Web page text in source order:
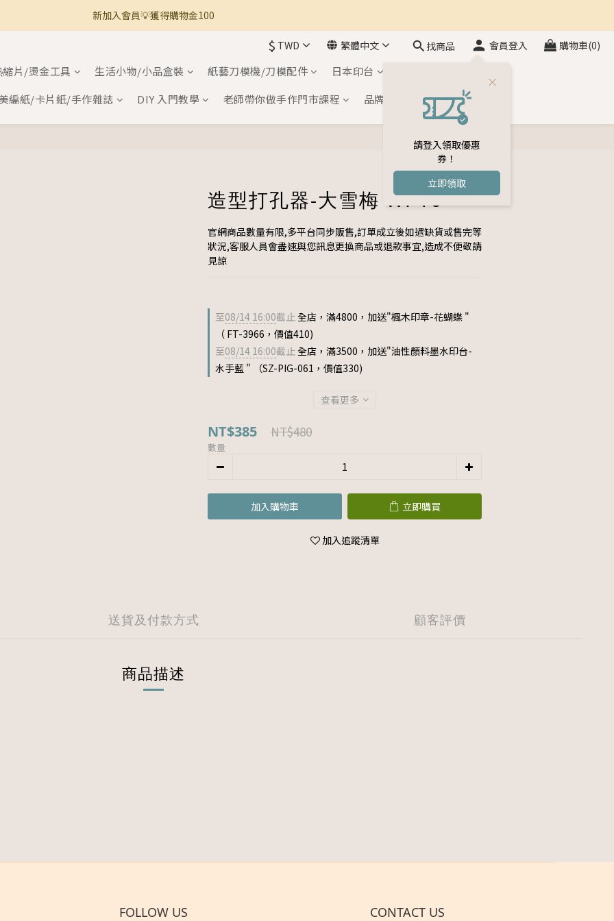
🚚 全館滿800免運 🚚
新加入會員💡獲得購物金100
$ TWD 繁體中文 找商品 會員登入
請登入領取優惠
券！
立即領取
購物車(0)
縮片/燙金工具 生活小物/小品盒裝 紙藝刀模機/刀模配件 日本印台
編紙/卡片紙/手作雜誌
DIY 入門教學 老師帶你做手作門市課程 品牌介紹 會員專區
造型打孔器-大雪梅 WP16
官網商品數量有限,多平台同步販售,訂單成立後如遇缺貨或售完等
狀況,客服人員會盡速與您訊息更換商品或退款事宜,造成不便敬請
見諒
至08/14 16:00截止全店，滿4800，加送"楓木印章-花蝴蝶 "
（ FT-3966，價值410)
至08/14 16:00截止全店，滿3500，加送"油性顏料墨水印台-
水手藍 " （SZ-PIG-061，價值330)
查看更多
NT$385 NT$480
數量
加入購物車 立即購買
加入追蹤清單
送貨及付款方式 顧客評價
商品描述
FOLLOW US CONTACT US